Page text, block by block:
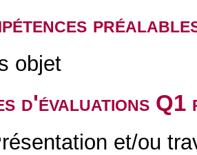
objet
d'évaluations
et/ou